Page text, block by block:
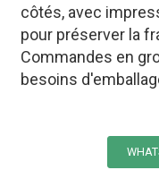
côtés, avec
pour préserver la
Commandes en
besoins